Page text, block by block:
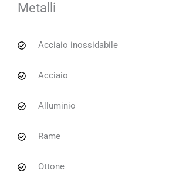
Metalli
Acciaio inossidabile
Acciaio
Alluminio
Rame
Ottone